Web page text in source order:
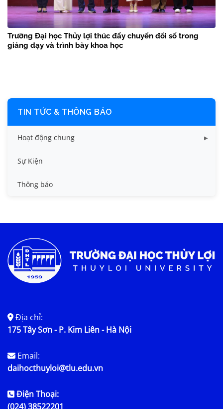
Trường Đại học Thủy lợi thúc đẩy chuyển đổi số trong
giảng dạy và trình bày khoa học
TIN TỨC & THÔNG BÁO
Hoạt động chung
Tin công tác sinh viên
Tin đào tạo
Tin tức chung
Sự Kiện
Thông báo
Địa chỉ:
175 Tây Sơn - P. Kim Liên - Hà Nội
Email:
daihocthuyloi@tlu.edu.vn
Điện Thoại:
(024) 38522201